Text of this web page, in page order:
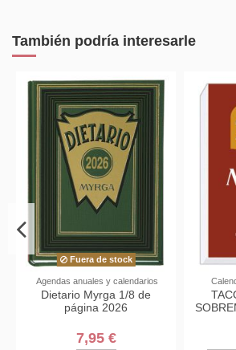
También podría interesarle
Fuera de stock
anuales y calendarios
Myrga 1/8 de
página 2026
Calendarios de
TACO
SOBREMESA